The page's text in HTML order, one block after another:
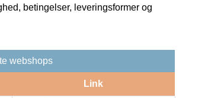
betingelser, leveringsformer og
webshops
Link